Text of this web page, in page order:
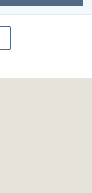
FOR
EJENDOMSMÆGLERE
BOG)